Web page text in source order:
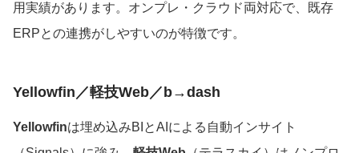
用実績があります。オンプレ・クラウド両対応で、既存
ERPとの連携がしやすいのが特徴です。
Yellowfin／軽技Web／b→dash
Yellowfinは埋め込みBIとAIによる自動インサイト